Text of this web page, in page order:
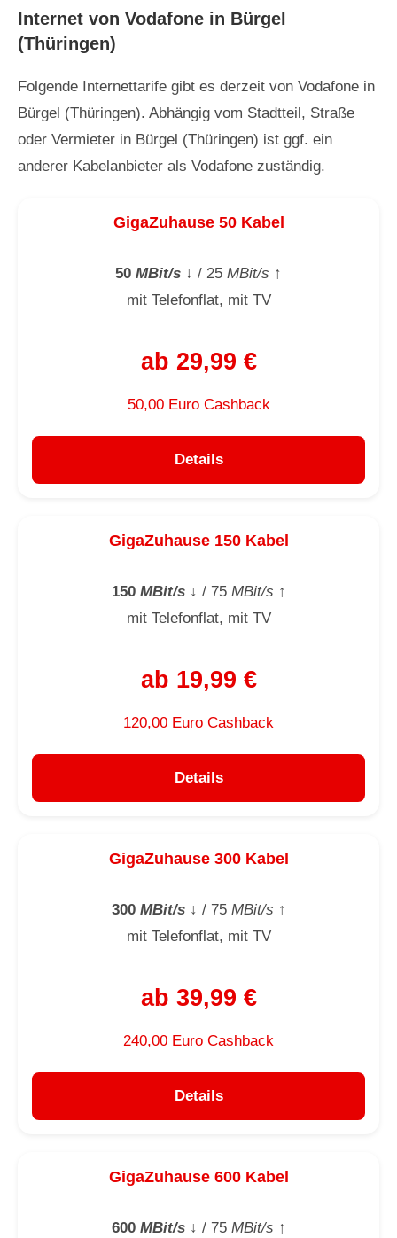
Internet von Vodafone in Bürgel
(Thüringen)
Folgende Internettarife gibt es derzeit von Vodafone in
Bürgel (Thüringen). Abhängig vom Stadtteil, Straße
oder Vermieter in Bürgel (Thüringen) ist ggf. ein
anderer Kabelanbieter als Vodafone zuständig.
GigaZuhause 50 Kabel
50 MBit/s ↓ / 25 MBit/s ↑
mit Telefonflat, mit TV
ab 29,99 €
50,00 Euro Cashback
Details
GigaZuhause 150 Kabel
150MBit/s↓ / 75MBit/s ↑
mit Telefonflat, mit TV
ab 19,99 €
120,00 Euro Cashback
Details
GigaZuhause 300 Kabel
300MBit/s↓ / 75MBit/s ↑
mit Telefonflat, mit TV
ab 39,99 €
240,00 Euro Cashback
Details
GigaZuhause 600 Kabel
600MBit/s↓ / 75MBit/s ↑